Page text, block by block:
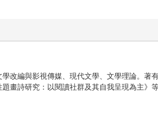
改編與影視傳媒、現代文學、文學理論。著
畫詩研究：以閱讀社群及其自我呈現為主》等